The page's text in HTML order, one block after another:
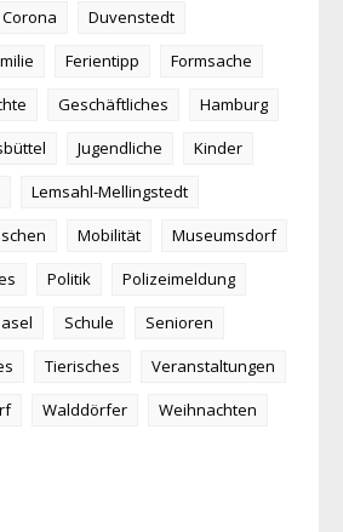
Corona
Duvenstedt
Ferientipp
Formsache
Geschäftliches
Hamburg
Jugendliche
Kinder
Lemsahl-Mellingstedt
Mobilität
Museumsdorf
Politik
Polizeimeldung
Schule
Senioren
Tierisches
Veranstaltungen
Walddörfer
Weihnachten